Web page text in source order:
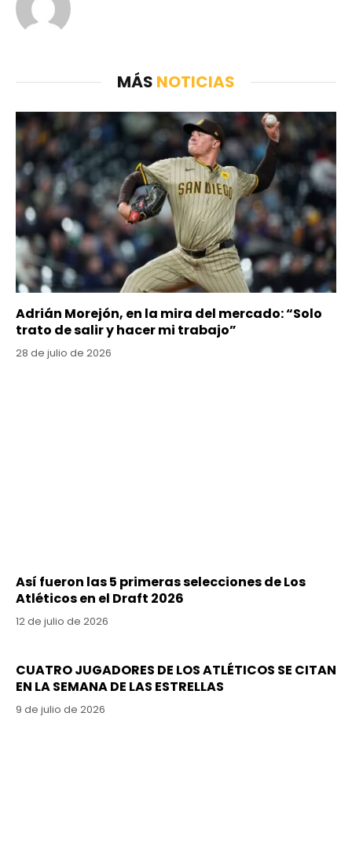
MÁS NOTICIAS
Adrián Morejón, en la mira del mercado: “Solo
trato de salir y hacer mi trabajo”
28 de julio de 2026
Así fueron las 5 primeras selecciones de Los
Atléticos en el Draft 2026
12 de julio de 2026
CUATRO JUGADORES DE LOS ATLÉTICOS SE CITAN
EN LA SEMANA DE LAS ESTRELLAS
9 de julio de 2026